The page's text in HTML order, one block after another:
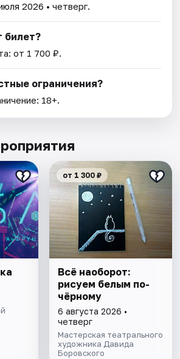
2026 • четверг.
билет?
от 1 700 ₽.
ограничения?
18+.
от 1 300 ₽
Всё наоборот:
рисуем белым по-
чёрному
6 августа 2026 •
четверг
Мастерская театрального
художника Давида
Боровского